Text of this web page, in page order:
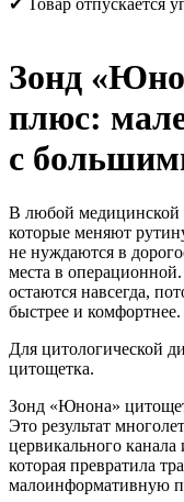
✔ Товар отпускается
Зонд
плюс:
с
В любой медицинской
которые меняют
не нуждаются в
места в
остаются навсегда,
быстрее и комфортнее.
Для цитологической
цитощетка.
Зонд «Юнона»
Это результат
цервикального
которая превратила
малоинформативную